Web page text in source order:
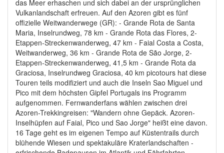
das Meer erhaschen und sich dabei an der ursprünglichen
Vulkanlandschaft erfreuen. Auf den Azoren gibt es fünf
offizielle Weitwanderwege (GR): - Grande Rota de Santa
Maria, Inselrundweg, 78 km - Grande Rota das Flores, 2-
Etappen-Streckenwanderweg, 47 km - Faial Costa a Costa,
Weitwanderweg, 36 km - Grande Rota de São Jorge, 2-
Etappen-Streckenwanderweg, 41,5 km - Grande Rota da
Graciosa, Inselrundweg Graciosa, 40 km picotours hat diese
Touren teils modifiziert und auch die Inseln Sao Miguel und
Pico mit dem höchsten Gipfel Portugals ins Programm
aufgenommen. Fernwanderfans wählen zwischen drei
Azoren-Trekkingreisen: "Wandern ohne Gepäck. Azoren-
Inselhüpfen auf Faial, Pico und Sao Jorge" heißt eine davon.
16 Tage geht es im eigenen Tempo auf Küstentrails durch
blühende Wiesen und spektakuläre Kraterlandschaften -